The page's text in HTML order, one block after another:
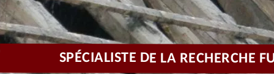
SPÉCIALISTE DE LA RECHERCHE